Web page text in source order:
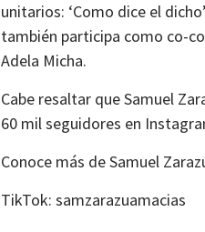
unitarios: ‘Como dice el
también participa como co-
Adela Micha.
Cabe resaltar que Samuel
60 mil seguidores en
Conoce más de Samuel
TikTok: samzarazuamacias